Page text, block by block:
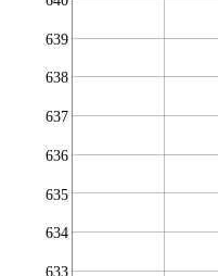
633
634
635
636
637
638
639